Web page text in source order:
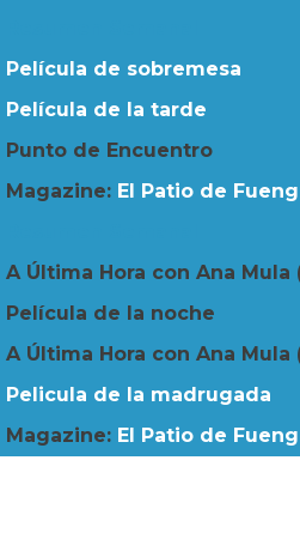
Película de sobremesa
Película de la tarde
Punto de Encuentro
Magazine: El Patio de
A Última Hora con Ana Mula
Película de la noche
A Última Hora con Ana Mula
Pelicula de la madrugada
Magazine: El Patio de